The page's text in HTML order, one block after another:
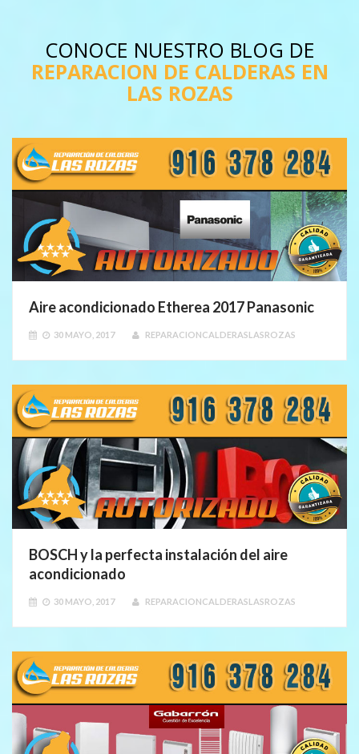
CONOCE NUESTRO BLOG DE
REPARACION DE CALDERAS EN
LAS ROZAS
Aire acondicionado Etherea 2017 Panasonic
30 MAYO, 2017 REPARACIONCALDERASLASROZAS
BOSCH y la perfecta instalación del aire
acondicionado
30 MAYO, 2017 REPARACIONCALDERASLASROZAS